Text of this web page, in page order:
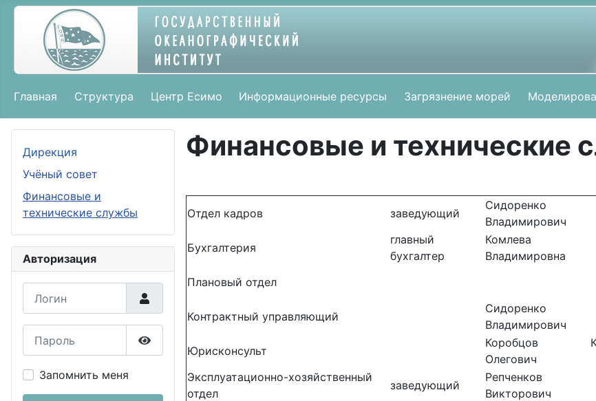
Главная Структура Центр Есимо Информационные ресурсы Загрязнение морей
Дирекция
Учёный совет
Финансовые и
технические службы
Авторизация
Показать пароль
Запомнить меня
Финансовые и технические
Отдел кадров заведующий
Сидоренко
Владимирович
Бухгалтерия
главный
бухгалтер
Комлева
Владимировна
Плановый отдел
Контрактный управляющий
Сидоренко
Владимирович
Юрисконсульт
Коробцов
Олегович
Эксплуатационно-хозяйственный
отдел
заведующий
Репченков
Викторович